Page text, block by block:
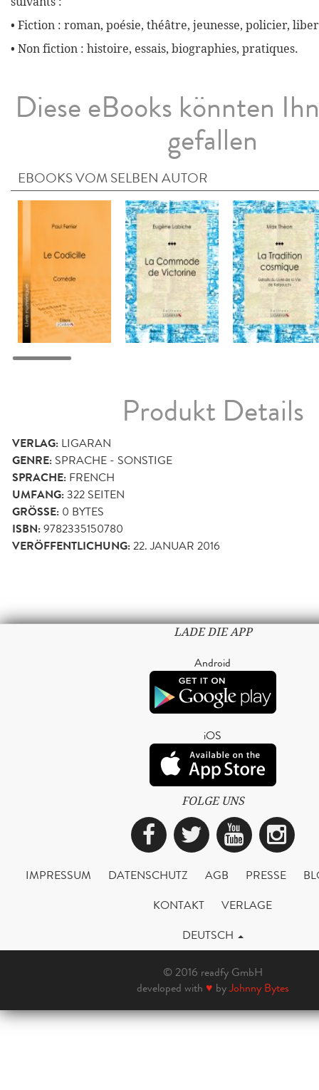
• Fiction : roman, poésie, théâtre, jeunesse, policier,
• Non fiction : histoire, essais, biographies, pratiques.
Diese eBooks könnten
gefallen
EBOOKS VOM SELBEN AUTOR
Produkt Details
VERLAG: LIGARAN
GENRE: SPRACHE - SONSTIGE
SPRACHE: FRENCH
UMFANG:322 SEITEN
GRÖSSE: 0 BYTES
ISBN:9782335150780
VERÖFFENTLICHUNG:22. JANUAR 2016
LADE DIE APP
Android
iOS
FOLGE UNS
Facebook
Twitter
IMPRESSUM DATENSCHUTZ AGB PRESSE
KONTAKT
VERLAGE
DEUTSCH
© 2016 readfy GmbH
developed with ♥ byJohnny Bytes